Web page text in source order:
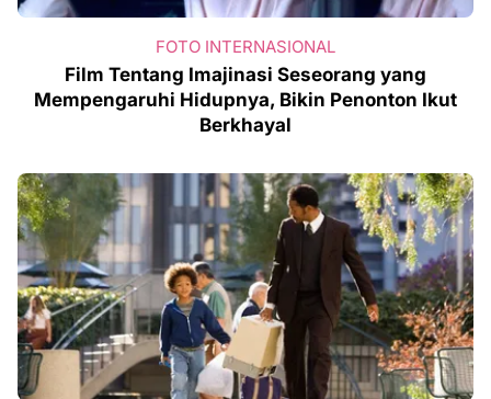
FOTO INTERNASIONAL
Film Tentang Imajinasi Seseorang yang
Mempengaruhi Hidupnya, Bikin Penonton Ikut
Berkhayal